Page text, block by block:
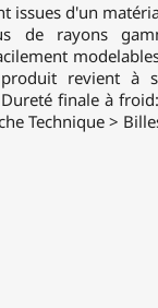
issues d'un
de rayons
revient à
finale à
Technique >